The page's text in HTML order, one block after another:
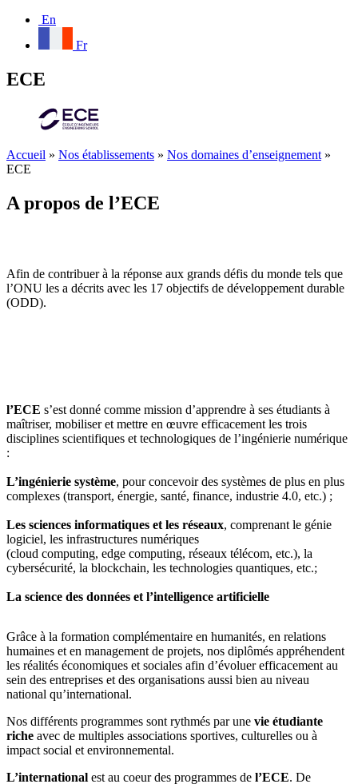
En
Fr
ECE
Accueil » Nos établissements » Nos domaines d’enseignement »
ECE
A propos de l’ECE
Afin de contribuer à la réponse aux grands défis du monde tels que
l’ONU les a décrits avec les 17 objectifs de développement durable
(ODD).
l’ECE s’est donné comme mission d’apprendre à ses étudiants à
maîtriser, mobiliser et mettre en œuvre efficacement les trois
disciplines scientifiques et technologiques de l’ingénierie numérique
:
L’ingénierie système, pour concevoir des systèmes de plus en plus
complexes (transport, énergie, santé, finance, industrie 4.0, etc.) ;
Les sciences informatiques et les réseaux, comprenant le génie
logiciel, les infrastructures numériques
(cloud computing, edge computing, réseaux télécom, etc.), la
cybersécurité, la blockchain, les technologies quantiques, etc.;
La science des données et l’intelligence artificielle
Grâce à la formation complémentaire en humanités, en relations
humaines et en management de projets, nos diplômés appréhendent
les réalités économiques et sociales afin d’évoluer efficacement au
sein des entreprises et des organisations aussi bien au niveau
national qu’international.
Nos différents programmes sont rythmés par une vie étudiante
riche avec de multiples associations sportives, culturelles ou à
impact social et environnemental.
L’international est au coeur des programmes de l’ECE. De